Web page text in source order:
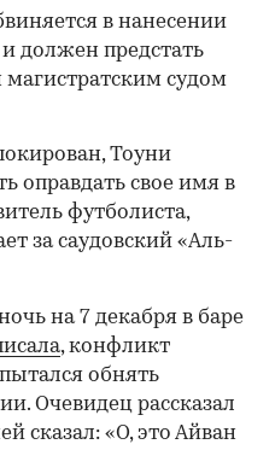
в нанесении
должен предстать
судом
Тоуни
оправдать свое имя в
футболиста,
за саудовский «Аль-
на 7 декабря в баре
, конфликт
обнять
Очевидец рассказал
сказал: «О, это Айван